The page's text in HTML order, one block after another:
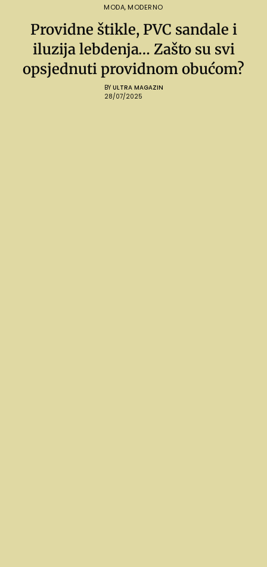
MODA, MODERNO
Providne štikle, PVC sandale i
iluzija lebdenja… Zašto su svi
opsjednuti providnom obućom?
BY ULTRA MAGAZIN
28/07/2025